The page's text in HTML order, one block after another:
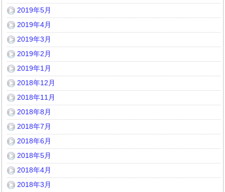
2019年5月
2019年4月
2019年3月
2019年2月
2019年1月
2018年12月
2018年11月
2018年8月
2018年7月
2018年6月
2018年5月
2018年4月
2018年3月